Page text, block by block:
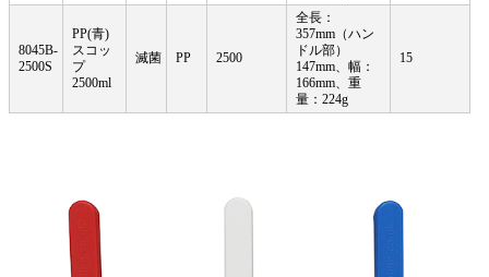
8045B-
2500S
PP(青)
スコッ
プ
2500ml
滅菌 PP 2500
全長：
357mm（ハン
ドル部）
147mm、幅：
166mm、 重
量：224g
15